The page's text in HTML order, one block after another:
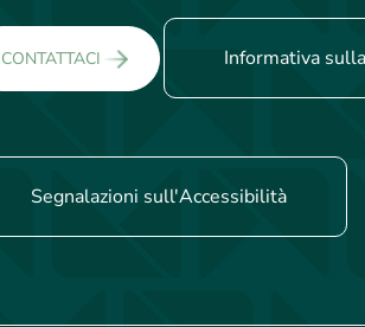
CONTATTACI Informativa
Segnalazioni sull'Accessibilità